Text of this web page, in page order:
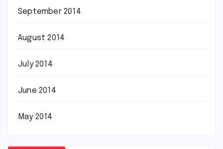
September 2014
August 2014
July 2014
June 2014
May 2014